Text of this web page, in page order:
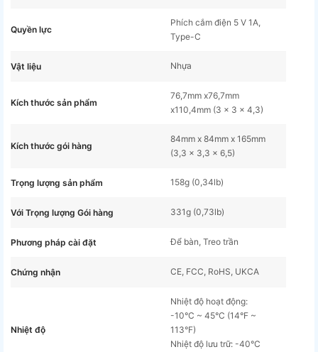
Quyền lực
Phích cắm điện 5 V 1A,
Type-C
Vật liệu Nhựa
Kích thước sản phẩm
76,7mm x76,7mm
x110,4mm (3 × 3 × 4,3)
Kích thước gói hàng
84mm x 84mm x 165mm
(3,3 × 3,3 × 6,5)
Trọng lượng sản phẩm 158g (0,34lb)
Với Trọng lượng Gói hàng 331g (0,73lb)
Phương pháp cài đặt Để bàn, Treo trần
Chứng nhận CE, FCC, RoHS, UKCA
Nhiệt độ
Nhiệt độ hoạt động:
-10°C ~ 45°C (14°F ~
113°F)
Nhiệt độ lưu trữ: -40°C